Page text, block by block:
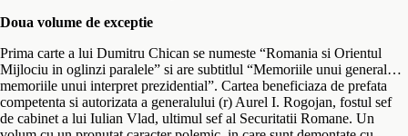
Doua volume de exceptie
Prima carte a lui Dumitru Chican se numeste “Romania si Orientul
Mijlociu in oglinzi paralele” si are subtitlul “Memoriile unui general…
memoriile unui interpret prezidential”. Cartea beneficiaza de prefata
competenta si autorizata a generalului (r) Aurel I. Rogojan, fostul sef
de cabinet a lui Iulian Vlad, ultimul sef al Securitatii Romane. Un